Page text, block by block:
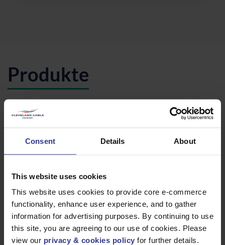
Consent Details About
This website uses cookies
This website uses cookies to provide core e-commerce
functionality, enhance user experience, and to gather
information for advertising purposes. By continuing to use
this site, you are agreeing to our use of cookies. Please
view our privacy & cookies policy for further details.
Produkte
Bitte wählen Sie unten ein Produkt aus und klicken Sie auf die
Schaltfläche „Zum Angebot hinzufügen”, um ein Angebot zu
CODE BESCHREIBUNG
SCHARNIERVERBINDUNGEN
ZJ/G ZJ HALTERUNGEN
ZH/G
ZH BIEGSAME
VERBINDUNGSSTÜCKE (PRO
PAAR)
ZUM ANGEBOT